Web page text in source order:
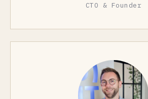
CTO & Founder